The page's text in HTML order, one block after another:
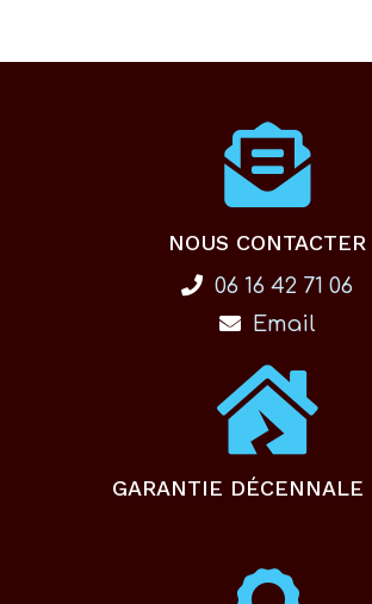
NOUS CONTACTER
06 16 42 71 06
Email
GARANTIE DÉCENNALE